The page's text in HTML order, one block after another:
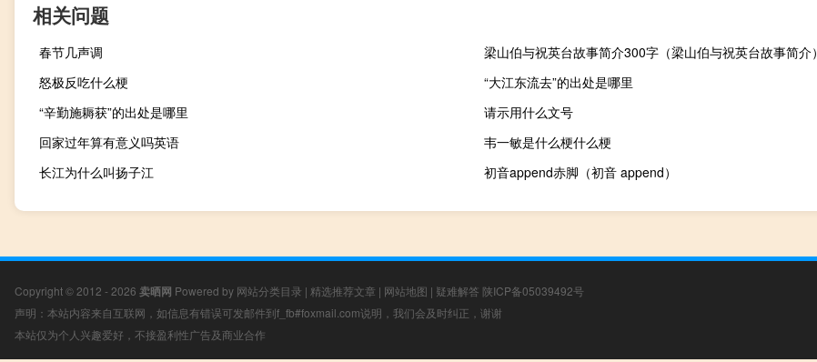
相关问题
春节几声调
梁山伯与祝英台故事简介300字（梁山伯与祝英台故事简介）
怒极反吃什么梗
“大江东流去”的出处是哪里
“辛勤施耨获”的出处是哪里
请示用什么文号
回家过年算有意义吗英语
韦一敏是什么梗什么梗
长江为什么叫扬子江
初音append赤脚（初音 append）
Copyright © 2012 - 2026 卖晒网 Powered by 网站分类目录 | 精选推荐文章 | 网站地图 | 疑难解答 陕ICP备05039492号
声明：本站内容来自互联网，如信息有错误可发邮件到f_fb#foxmail.com说明，我们会及时纠正，谢谢
本站仅为个人兴趣爱好，不接盈利性广告及商业合作